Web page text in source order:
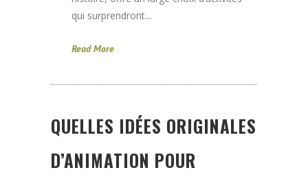
qui surprendront...
Read More
QUELLES IDÉES ORIGINALES
D’ANIMATION POUR